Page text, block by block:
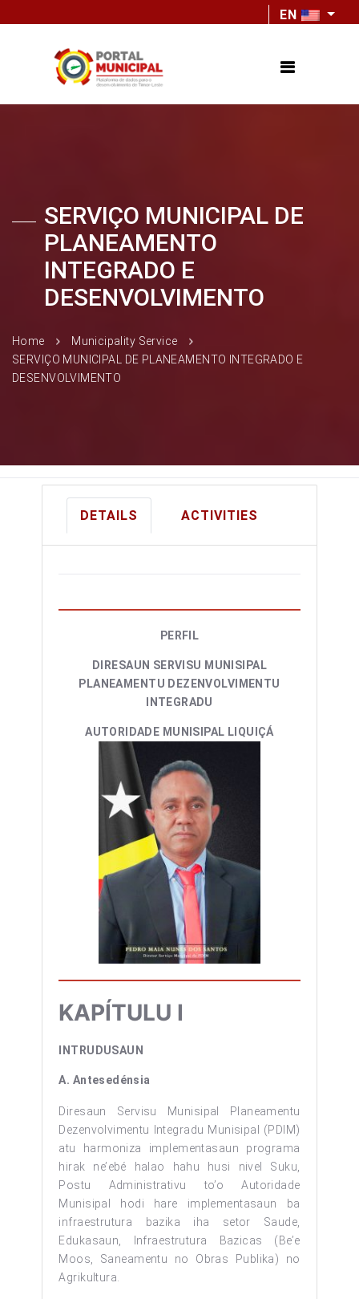
EN
SERVIÇO MUNICIPAL DE
PLANEAMENTO
INTEGRADO E
DESENVOLVIMENTO
Home
Municipality Service
SERVIÇO MUNICIPAL DE PLANEAMENTO INTEGRADO E
DESENVOLVIMENTO
DETAILS ACTIVITIES
PERFIL
DIRESAUN SERVISU MUNISIPAL
PLANEAMENTU DEZENVOLVIMENTU
INTEGRADU
AUTORIDADE MUNISIPAL LIQUIÇÁ
KAPÍTULU I
INTRUDUSAUN
A. Antesedénsia
Diresaun Servisu Munisipal Planeamentu
Dezenvolvimentu Integradu Munisipal (PDIM)
atu harmoniza implementasaun programa
hirak ne’ebé halao hahu husi nivel Suku,
Postu Administrativu to’o Autoridade
Munisipal hodi hare implementasaun ba
infraestrutura bazika iha setor Saude,
Edukasaun, Infraestrutura Bazicas (Be’e
Moos, Saneamentu no Obras Publika) no
Agrikultura.